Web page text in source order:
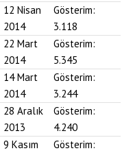
12 Nisan
2014
Gösterim:
3.118
22 Mart
2014
Gösterim:
5.345
14 Mart
2014
Gösterim:
3.244
28 Aralık
2013
Gösterim:
4.240
9 Kasım
Gösterim: